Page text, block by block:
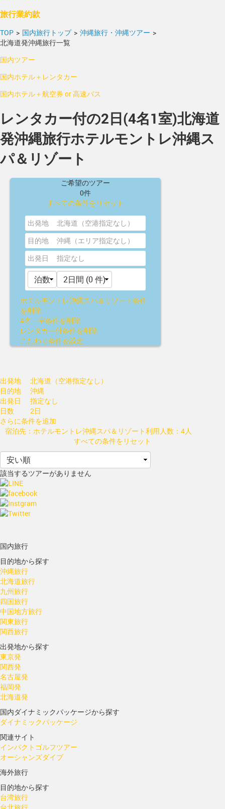
旅行業約款
TOP > 国内旅行トップ > 沖縄旅行・沖縄ツアー >
北海道発沖縄旅行一覧
国内ツアー
国内ホテル＋レンタカー
国内ホテル＋航空券 or 高速バス
レンタカー付の2日(4名1室)北海道
発沖縄旅行ホテルモントレ沖縄ス
パ＆リゾート
ご希望のツアー
0件
すべての条件をリセット
出発地
北海道（空港指定なし）
目的地
沖縄（エリア指定なし）
出発日
指定なし
ホテルモントレ沖縄スパ＆リゾート条件
を削除
4名一室条件を削除
レンタカー付条件を削除
こだわり条件を設定
出発地
北海道（空港指定なし）
目的地
沖縄
出発日
指定なし
日数
2日
さらに条件を追加
宿泊先：ホテルモントレ沖縄スパ＆リゾート利用人数：4人
すべての条件をリセット
該当するツアーがありません
国内旅行
目的地から探す
沖縄旅行
北海道旅行
九州旅行
四国旅行
中国地方旅行
関東旅行
関西旅行
出発地から探す
東京発
関西発
名古屋発
福岡発
北海道発
国内ダイナミックパッケージから探す
ダイナミックパッケージ
関連サイト
インパクトゴルフツアー
オーシャンズダイブ
海外旅行
目的地から探す
台湾旅行